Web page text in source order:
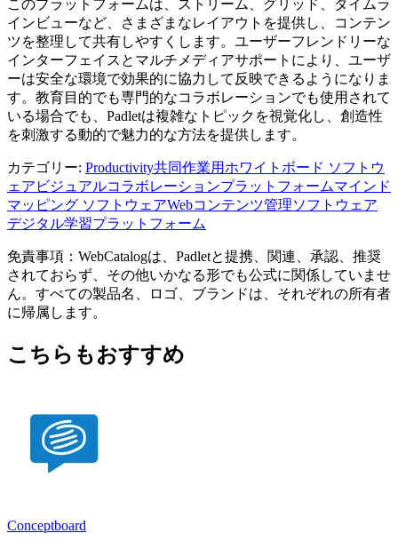
このプラットフォームは、ストリーム、グリッド、タイムラ
インビューなど、さまざまなレイアウトを提供し、コンテン
ツを整理して共有しやすくします。ユーザーフレンドリーな
インターフェイスとマルチメディアサポートにより、ユーザ
ーは安全な環境で効果的に協力して反映できるようになりま
す。教育目的でも専門的なコラボレーションでも使用されて
いる場合でも、Padletは複雑なトピックを視覚化し、創造性
を刺激する動的で魅力的な方法を提供します。
カテゴリー: Productivity共同作業用ホワイトボード ソフトウ
ェア ビジュアルコラボレーションプラットフォームマインド
マッピング ソフトウェアWebコンテンツ管理ソフトウェア
デジタル学習プラットフォーム
免責事項：WebCatalogは、Padletと提携、関連、承認、推奨
されておらず、その他いかなる形でも公式に関係していませ
ん。すべての製品名、ロゴ、ブランドは、それぞれの所有者
に帰属します。
こちらもおすすめ
Conceptboard